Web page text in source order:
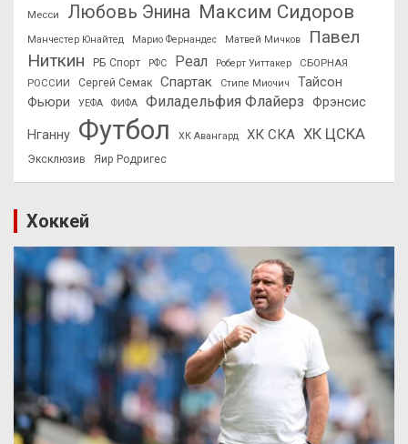
Месси
Любовь Энина Максим Сидоров
Манчестер Юнайтед Марио Фернандес Матвей Мичков
Павел
Ниткин
РБ Спорт РФС Реал Роберт Уиттакер
СБОРНАЯ
РОССИИ
Сергей Семак Спартак Стипе Миочич
Тайсон
Фьюри
УЕФА ФИФА Филадельфия Флайерз Фрэнсис
Нганну Футбол ХК Авангард ХК СКА ХК ЦСКА
Эксклюзив Яир Родригес
Хоккей